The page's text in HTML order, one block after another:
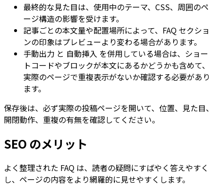
最終的な見た目は、使用中のテーマ、CSS、周囲のペ
ージ構造の影響を受けます。
記事ごとの本文量や配置場所によって、FAQ セクショ
ンの印象はプレビューより変わる場合があります。
手動出力 と 自動挿入 を併用している場合は、ショー
トコードやブロックが本文にあるかどうかも含めて、
実際のページで重複表示がないか確認する必要があり
ます。
保存後は、必ず実際の投稿ページを開いて、位置、見た目、
開閉動作、重複の有無を確認してください。
SEO のメリット
よく整理された FAQ は、読者の疑問にすばやく答えやすく
し、ページの内容をより網羅的に見せやすくします。